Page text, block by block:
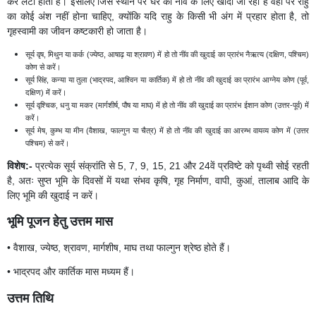
का कोई अंश नहीं होना चाहिए, क्योंकि यदि राहु के किसी भी अंग में प्रहार होता है, तो
गृहस्वामी का जीवन कष्टकारी हो जाता है।
सूर्य वृष, मिथुन या कर्क (ज्येष्ठ, आषाढ़ या श्रावण) में हो तो नींव की खुदाई का प्रारंभ नैऋत्य (दक्षिण, पश्चिम)
कोण से करें।
सूर्य सिंह, कन्या या तुला (भाद्रपद, आश्विन या कार्तिक) में हो तो नींव की खुदाई का प्रारंभ आग्नेय कोण (पूर्व,
दक्षिण) में करें।
सूर्य वृश्चिक, धनु या मकर (मार्गशीर्ष, पौष या माघ) में हो तो नींव की खुदाई का प्रारंभ ईशान कोण (उत्तर-पूर्व) में
करें।
सूर्य मेष, कुम्भ या मीन (वैशाख, फाल्गुन या चैत्र) में हो तो नींव की खुदाई का आरम्भ वायव्य कोण में (उत्तर
पश्चिम) से करें।
विशेष:-प्रत्येक सूर्य संक्रांति से 5, 7, 9, 15, 21 और 24वें प्रविष्टे को पृथ्वी सोई रहती
है, अतः सुप्त भूमि के दिवसों में यथा संभव कृषि, गृह निर्माण, वापी, कुआं, तालाब आदि के
लिए भूमि की खुदाई न करें।
भूमि पूजन हेतु उत्तम मास
• वैशाख, ज्येष्ठ, श्रावण, मार्गशीष, माघ तथा फाल्गुन श्रेष्ठ होते हैं।
• भाद्रपद और कार्तिक मास मध्यम हैं।
उत्तम तिथि